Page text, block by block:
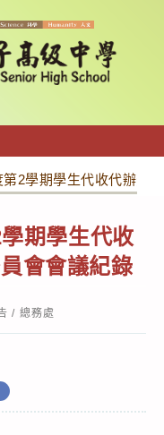
2學期學生代收代辦費
期學生代收
會會議紀錄
/ 總務處